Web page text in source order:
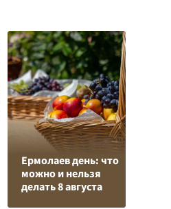
Ермолаев день: что
можно и нельзя
делать 8 августа